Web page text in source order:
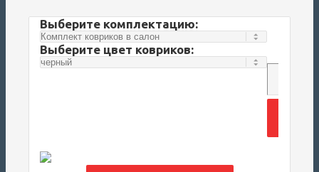
Выберите комплектацию:
Выберите цвет ковриков: